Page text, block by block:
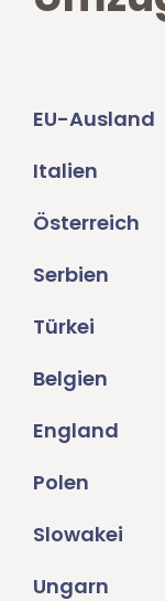
EU-Ausland
Italien
Österreich
Serbien
Türkei
Belgien
England
Polen
Slowakei
Ungarn